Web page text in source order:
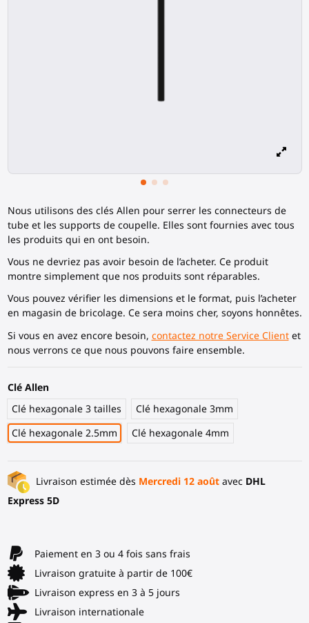
Nous utilisons des clés Allen pour serrer les connecteurs de
tube et les supports de coupelle. Elles sont fournies avec tous
les produits qui en ont besoin.
Vous ne devriez pas avoir besoin de l’acheter. Ce produit
montre simplement que nos produits sont réparables.
Vous pouvez vérifier les dimensions et le format, puis l’acheter
en magasin de bricolage. Ce sera moins cher, soyons honnêtes.
Si vous en avez encore besoin, contactez notre Service Clientet
nous verrons ce que nous pouvons faire ensemble.
Clé Allen
Clé hexagonale 3 tailles
Clé hexagonale 3mm
Clé hexagonale 2.5mm
Clé hexagonale 4mm
Livraison estimée dès Mercredi 12 aoûtavec DHL
Express 5D
Paiement en 3 ou 4 fois sans frais
Livraison gratuite à partir de 100€
Livraison express en 3 à 5 jours
Livraison internationale